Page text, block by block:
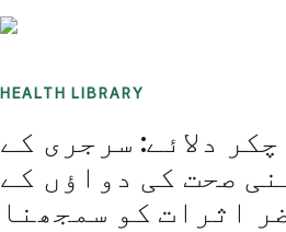
HEALTH LIBRARY
دلائے: سرجری کے
صحت کی دواؤں کے
اثرات کو سمجھنا